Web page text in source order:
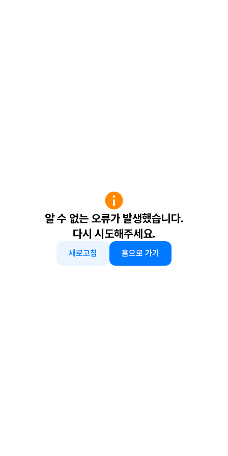
알 수 없는 오류가 발생했습니다.
다시 시도해주세요.
새로고침 홈으로 가기